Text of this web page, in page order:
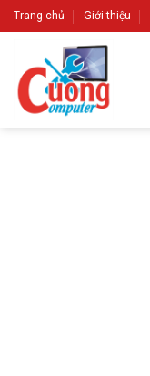
Skip
to
Trang chủ Giới thiệu